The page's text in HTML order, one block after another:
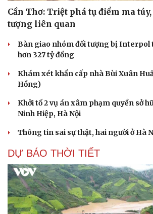
Tư vấn
Săn Tour
check-in
Đọc
Cửa sổ
Kể
Hạt
Cần Thơ: Triệt phá tụ điểm ma
tượng liên quan
Bàn giao nhóm đối tượng bị Interpol
hơn 327 tỷ đồng
Khám xét khẩn cấp nhà Bùi Xuân
Hồng)
Khởi tố 2 vụ án xâm phạm quyền sở
Ninh Hiệp, Hà Nội
Thông tin sai sự thật, hai người ở Hà
DỰ BÁO THỜI TIẾT